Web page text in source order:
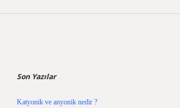
Son Yazılar
Katyonik ve anyonik nedir ?